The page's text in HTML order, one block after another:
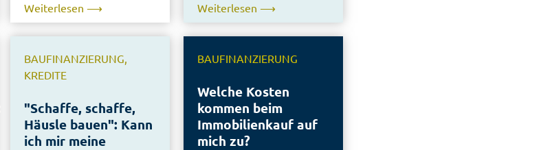
Weiterlesen ⟶ Weiterlesen ⟶
BAUFINANZIERUNG,
KREDITE
"Schaffe, schaffe,
Häusle bauen": Kann
ich mir meine
BAUFINANZIERUNG
Welche Kosten
kommen beim
Immobilienkauf auf
mich zu?